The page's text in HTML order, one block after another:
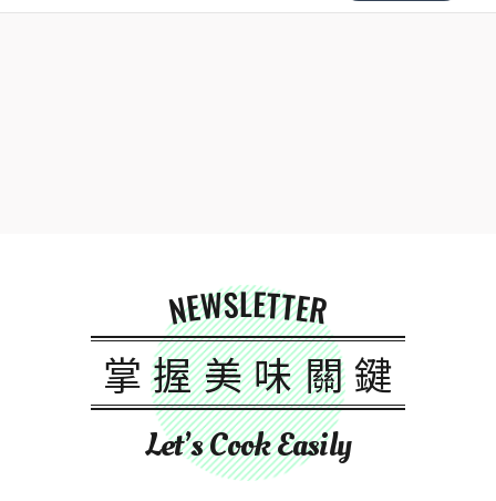
NEWSLETTER
掌握美味關鍵
Let’s Cook Easily